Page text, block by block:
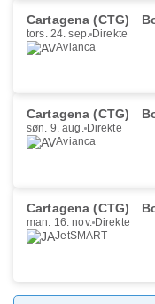
Cartagena (CTG)
tors. 24. sep. Direkte
Avianca
Cartagena (CTG)
søn. 9. aug. Direkte
Avianca
Cartagena (CTG)
man. 16. nov. Direkte
JetSMART